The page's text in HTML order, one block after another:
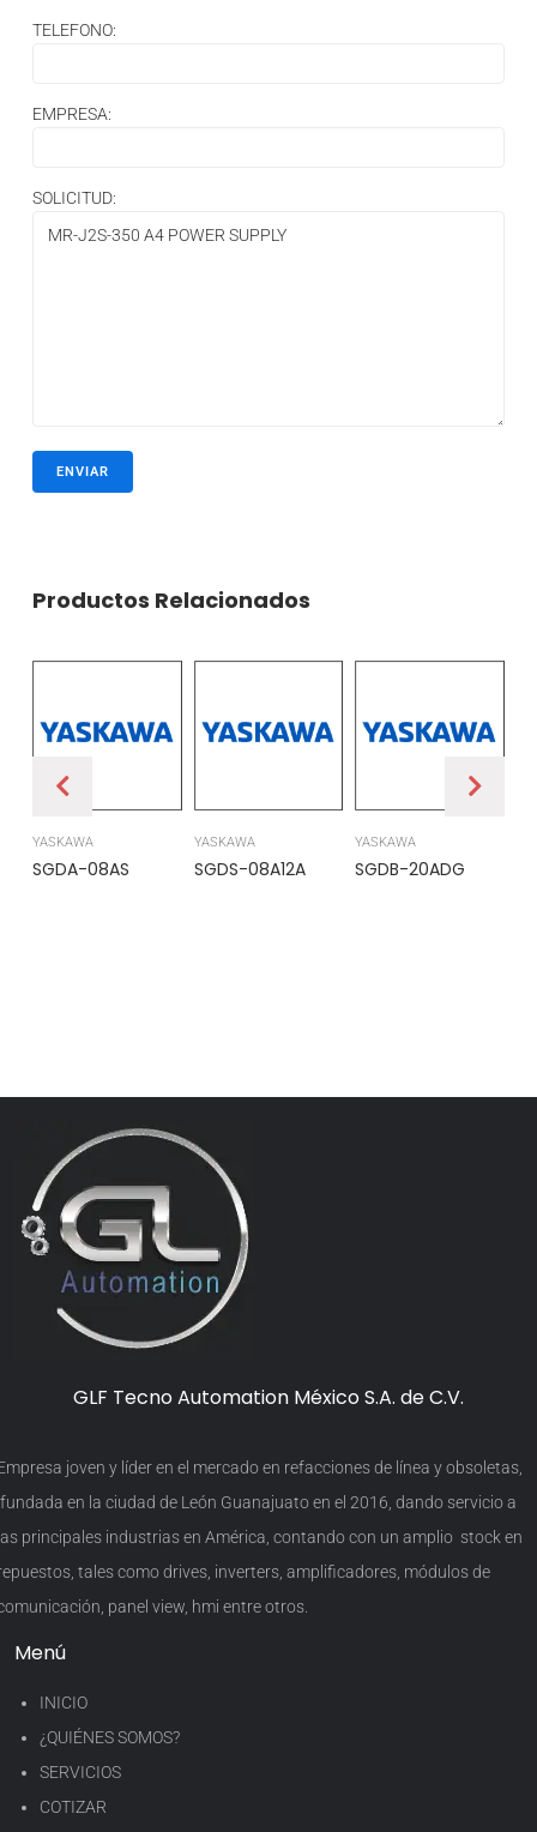
TELEFONO:
EMPRESA:
SOLICITUD:
Productos Relacionados
YASKAWA
SGDA-08AS
YASKAWA
SGDS-08A12A
YASKAWA
SGDB-20ADG
GLF Tecno Automation México S.A. de C.V.
joven y líder en el mercado en refacciones de línea y obsoletas,
en la ciudad de León Guanajuato en el 2016, dando servicio a
principales industrias en América, contando con un amplio stock en
tales como drives, inverters, amplificadores, módulos de
panel view, hmi entre otros.
Menú
INICIO
¿QUIÉNES SOMOS?
SERVICIOS
COTIZAR